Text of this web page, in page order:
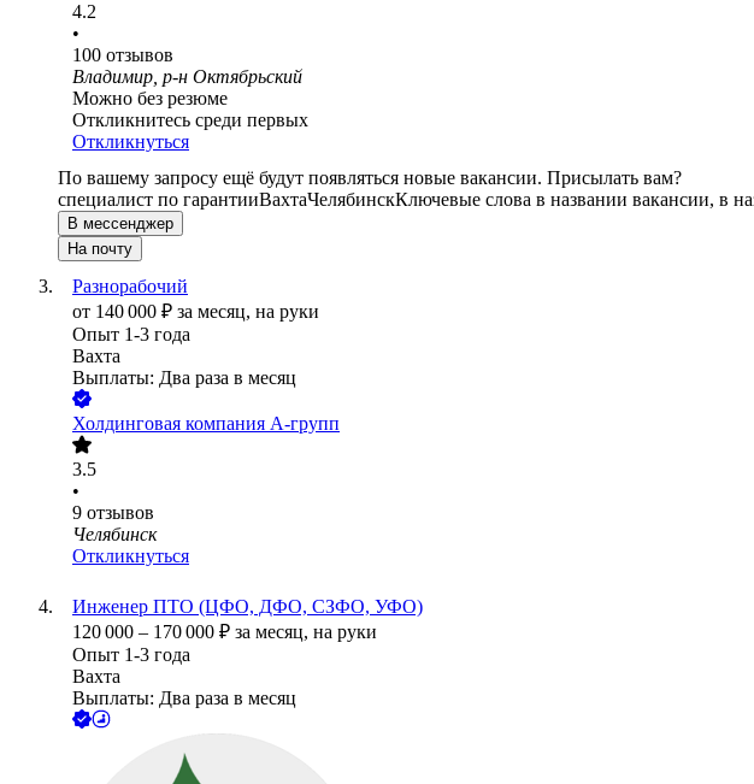
4.2
•
100 отзывов
Владимир, р-н Октябрьский
Можно без резюме
Откликнитесь среди первых
Откликнуться
По вашему запросу ещё будут появляться новые вакансии. Присылать вам?
специалист по гарантииВахтаЧелябинскКлючевые слова в названии вакансии, в
В мессенджер
На почту
Разнорабочий
от 140 000 ₽ за месяц, на руки
Опыт 1-3 года
Вахта
Выплаты: Два раза в месяц
Холдинговая компания А-групп
3.5
•
9 отзывов
Челябинск
Откликнуться
Инженер ПТО (ЦФО, ДФО, СЗФО, УФО)
120 000 – 170 000 ₽ за месяц, на руки
Опыт 1-3 года
Вахта
Выплаты: Два раза в месяц